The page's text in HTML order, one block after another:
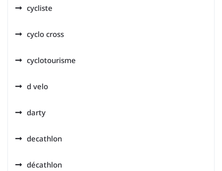
cycliste
cyclo cross
cyclotourisme
d velo
darty
decathlon
décathlon